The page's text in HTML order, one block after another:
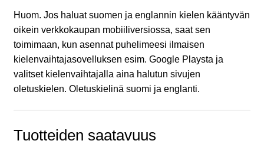
Huom. Jos haluat suomen ja englannin kielen kääntyvän
oikein verkkokaupan mobiiliversiossa, saat sen
toimimaan, kun asennat puhelimeesi ilmaisen
kielenvaihtajasovelluksen esim. Google Playsta ja
valitset kielenvaihtajalla aina halutun sivujen
oletuskielen. Oletuskielinä suomi ja englanti.
Tuotteiden saatavuus